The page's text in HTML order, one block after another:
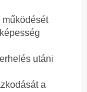
működését
utáni
a